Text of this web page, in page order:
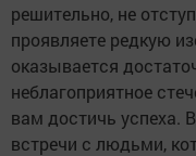
решительно, не
проявляете редкую
оказывается
неблагоприятное
вам достичь успеха.
встречи с людьми,